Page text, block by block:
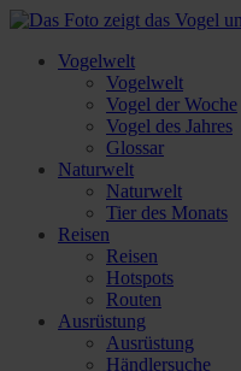
Vogelwelt
Vogelwelt
Vogel der Woche
Vogel des Jahres
Glossar
Naturwelt
Naturwelt
Tier des Monats
Reisen
Reisen
Hotspots
Routen
Ausrüstung
Ausrüstung
Händlersuche